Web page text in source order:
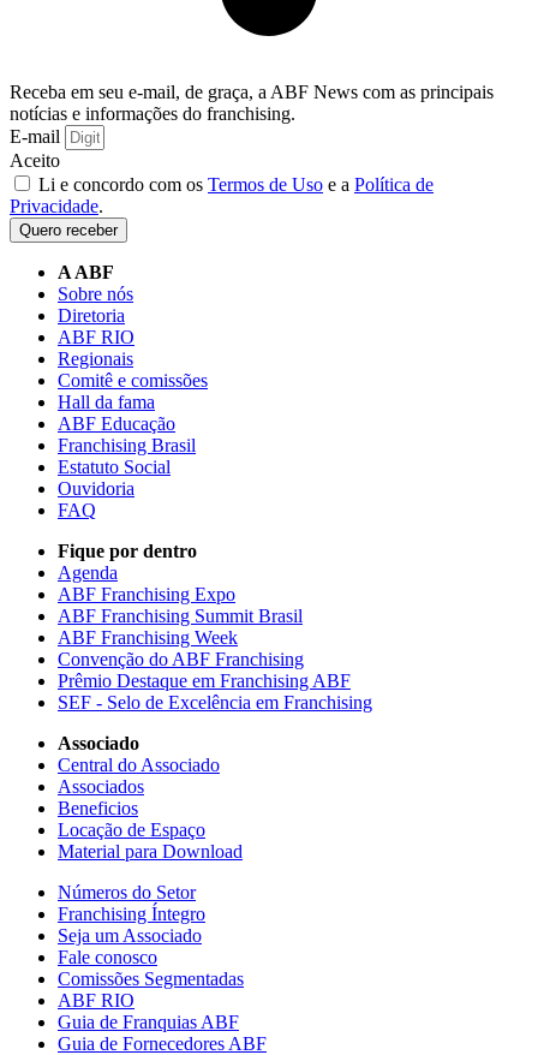
Receba em seu e-mail, de graça, a ABF News com as principais
notícias e informações do franchising.
E-mail
Aceito
Li e concordo com os Termos de Uso e a Política de
Privacidade.
Quero receber
A ABF
Sobre nós
Diretoria
ABF RIO
Regionais
Comitê e comissões
Hall da fama
ABF Educação
Franchising Brasil
Estatuto Social
Ouvidoria
FAQ
Fique por dentro
Agenda
ABF Franchising Expo
ABF Franchising Summit Brasil
ABF Franchising Week
Convenção do ABF Franchising
Prêmio Destaque em Franchising ABF
SEF - Selo de Excelência em Franchising
Associado
Central do Associado
Associados
Beneficios
Locação de Espaço
Material para Download
Números do Setor
Franchising Íntegro
Seja um Associado
Fale conosco
Comissões Segmentadas
ABF RIO
Guia de Franquias ABF
Guia de Fornecedores ABF